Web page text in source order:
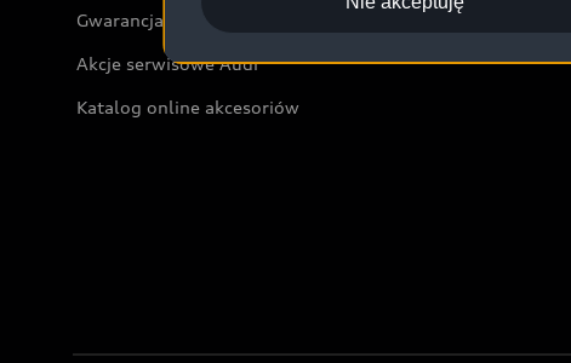
Gwarancja
Akcje serwisowe Audi
Katalog online akcesoriów